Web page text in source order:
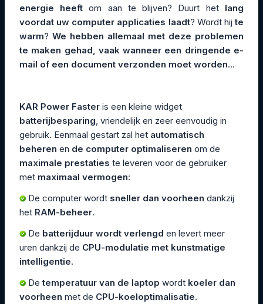
energie heeft om aan te blijven? Duurt het lang
voordat uw computer applicaties laadt? Wordt hijte
warm? We hebben allemaal met deze problemen
te maken gehad, vaak wanneer een dringende e-
mail of een document verzonden moet worden...
KAR Power Faster is een kleine widget
batterijbesparing, vriendelijk en zeer eenvoudig in
gebruik. Eenmaal gestart zal het automatisch
beheren en de computer optimaliseren om de
maximale prestaties te leveren voor de gebruiker
met maximaal vermogen:
De computer wordt sneller dan voorheen dankzij
het RAM-beheer.
De batterijduur wordt verlengd en levert meer
uren dankzij de CPU-modulatie met kunstmatige
intelligentie.
Detemperatuur van de laptop wordt koeler dan
voorheen met de CPU-koeloptimalisatie.